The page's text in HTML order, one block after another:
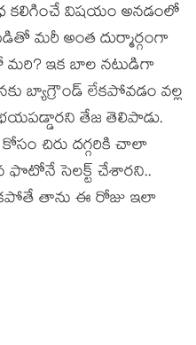
కలిగించే విషయం అనడంలో
మరీ అంత దుర్మార్గంగా
మరి? ఇక బాల నటుడిగా
బ్యాగ్రౌండ్ లేకపోవడం వల్ల
తేజ తెలిపాడు.
చిరు దగ్గరికి చాలా
సెలక్ట్ చేశారని..
తాను ఈ రోజు ఇలా